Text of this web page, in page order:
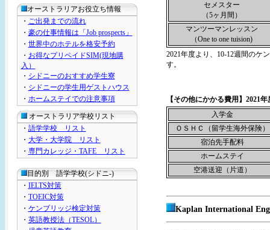
オーストラリアお役立ち情報
・ ご出発までの流れ
・ 豪の仕事情報は「Job prospects」
・ 世界中のホテルを格安予約
・ お得なプリペイドSIM(現地購
入）
・ シドニーのおすすめ学生寮
・ シドニーの学生用ゲストハウス
・ ホームステイでの注意事項
オーストラリア学校リスト
・ 語学学校 リスト
・ 大学・大学院 リスト
・ 専門カレッジ・TAFE リスト
目的別 語学学校(シドニ-)
・ IELTS対策
・ TOEIC対策
・ ケンブリッジ検定対策
・ 英語教授法（TESOL）
セメスター
（5ヶ月間）
マンツーマンレッスン
（One to one tuision)
2021年度より、10-12週間のケ
す。
【その他にかかる費用】2021年
入学金
ＯＳＨＣ（留学生海外保険）
宿泊先手配料
ホームステイ
空港送迎（片道）
Kaplan International